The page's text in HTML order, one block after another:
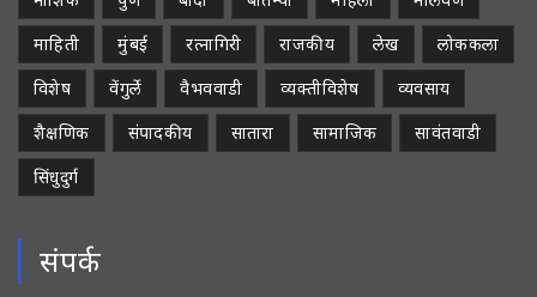
माहिती
मुंबई रत्नागिरी राजकीय लेख
लोककला
विशेष
वेंगुर्ले वैभववाडी व्यक्तीविशेष
व्यवसाय
शैक्षणिक
संपादकीय सातारा सामाजिक
सावंतवाडी
सिंधुदुर्ग
संपर्क